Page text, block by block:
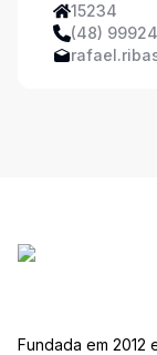
15234
(48)
Fundada em